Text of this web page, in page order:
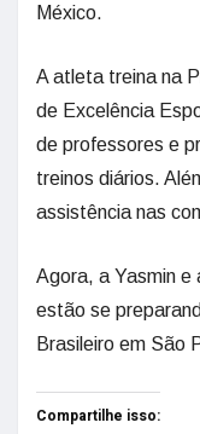
México.
A atleta treina na
de Excelência
de professores e
treinos diários.
assistência nas
Agora, a Yasmin e
estão se
Brasileiro em São
Compartilhe isso: